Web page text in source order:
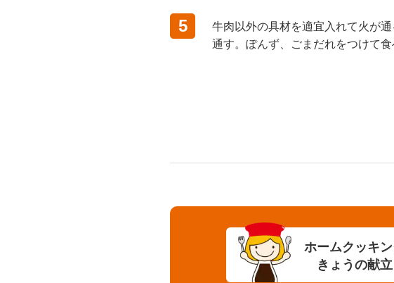
5
牛肉以外の具材を適宜入れて火が
通す。ぽんず、ごまだれをつけて食
ホームクッキ
きょうの献立